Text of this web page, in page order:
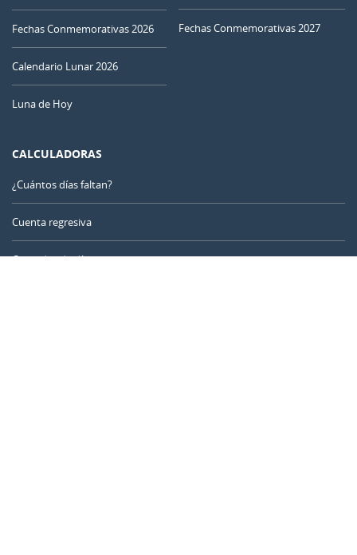
Fechas Conmemorativas 2026
Calendario Lunar 2026
Luna de Hoy
Fechas Conmemorativas 2027
CALCULADORAS
¿Cuántos días faltan?
Cuenta regresiva
Contador de días